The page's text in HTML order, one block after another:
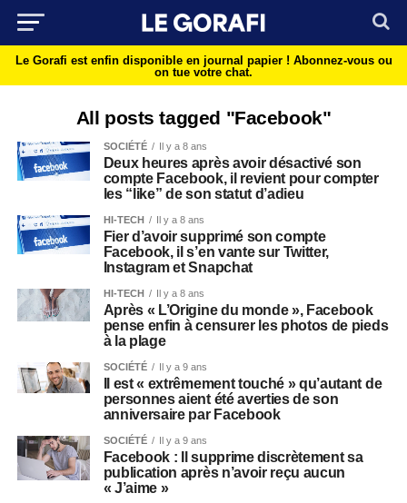
Le Gorafi est enfin disponible en journal papier ! Abonnez-vous ou
on tue votre chat.
All posts tagged "Facebook"
SOCIÉTÉ Il y a 8 ans
Deux heures après avoir désactivé son
compte Facebook, il revient pour compter
les “like” de son statut d’adieu
HI-TECH Il y a 8 ans
Fier d’avoir supprimé son compte
Facebook, il s’en vante sur Twitter,
Instagram et Snapchat
HI-TECH Il y a 8 ans
Après « L’Origine du monde », Facebook
pense enfin à censurer les photos de pieds
à la plage
SOCIÉTÉ Il y a 9 ans
Il est « extrêmement touché » qu’autant de
personnes aient été averties de son
anniversaire par Facebook
SOCIÉTÉ Il y a 9 ans
Facebook : Il supprime discrètement sa
publication après n’avoir reçu aucun
« J’aime »